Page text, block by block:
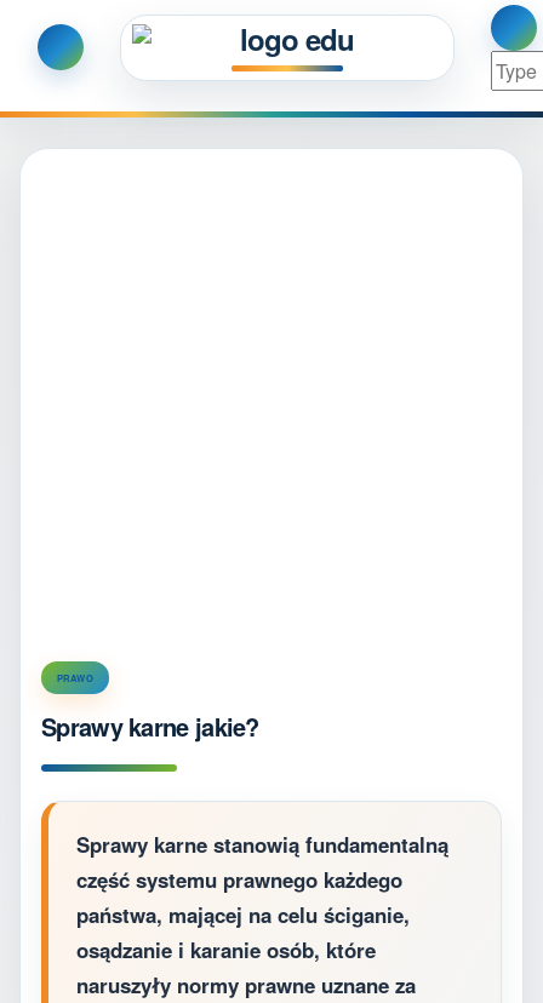
PRAWO
Sprawy karne jakie?
Sprawy karne stanowią fundamentalną
część systemu prawnego każdego
państwa, mającej na celu ściganie,
osądzanie i karanie osób, które
naruszyły normy prawne uznane za